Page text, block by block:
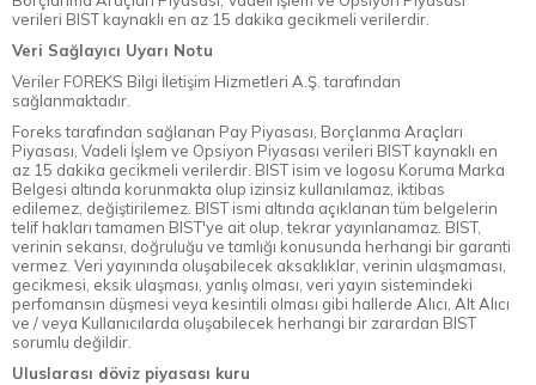
verileri BIST kaynaklı en az 15 dakika gecikmeli verilerdir.
Veri Sağlayıcı Uyarı Notu
Veriler FOREKS Bilgi İletişim Hizmetleri A.Ş. tarafından
sağlanmaktadır.
Foreks tarafından sağlanan Pay Piyasası, Borçlanma Araçları
Piyasası, Vadeli İşlem ve Opsiyon Piyasası verileri BIST kaynaklı en
az 15 dakika gecikmeli verilerdir. BIST isim ve logosu Koruma Marka
Belgesi altında korunmakta olup izinsiz kullanılamaz, iktibas
edilemez, değiştirilemez. BIST ismi altında açıklanan tüm belgelerin
telif hakları tamamen BIST'ye ait olup, tekrar yayınlanamaz. BIST,
verinin sekansı, doğruluğu ve tamlığı konusunda herhangi bir garanti
vermez. Veri yayınında oluşabilecek aksaklıklar, verinin ulaşmaması,
gecikmesi, eksik ulaşması, yanlış olması, veri yayın sistemindeki
perfomansın düşmesi veya kesintili olması gibi hallerde Alıcı, Alt Alıcı
ve / veya Kullanıcılarda oluşabilecek herhangi bir zarardan BIST
sorumlu değildir.
Uluslarası döviz piyasası kuru